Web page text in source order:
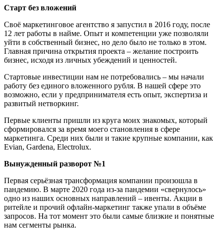
Старт без вложений
Своё маркетинговое агентство я запустил в 2016 году, после
12 лет работы в найме. Опыт и компетенции уже позволяли
уйти в собственный бизнес, но дело было не только в этом.
Главная причина открытия проекта – желание построить
бизнес, исходя из личных убеждений и ценностей.
Стартовые инвестиции нам не потребовались – мы начали
работу без единого вложенного рубля. В нашей сфере это
возможно, если у предпринимателя есть опыт, экспертиза и
развитый нетворкинг.
Первые клиенты пришли из круга моих знакомых, который
сформировался за время моего становления в сфере
маркетинга. Среди них были и такие крупные компании, как
Evian, Gardena, Electrolux.
Вынужденный разворот №1
Первая серьёзная трансформация компании произошла в
пандемию. В марте 2020 года из-за пандемии «свернулось»
одно из наших основных направлений – ивенты. Акции в
ритейле и прочий офлайн-маркетинг также упали в объёме
запросов. На тот момент это были самые близкие и понятные
нам сегменты рынка.